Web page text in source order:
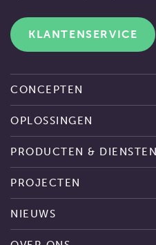
KLANTENSERVICE
CONCEPTEN
OPLOSSINGEN
PRODUCTEN & DIENSTEN
PROJECTEN
NIEUWS